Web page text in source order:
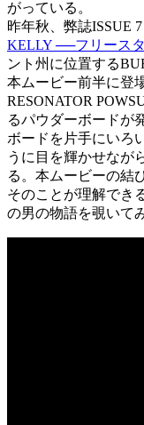
がっている。
昨年秋、弊誌ISSUE 7
KELLY ──フリース
ント州に位置する
本ムービー前半に登
RESONATOR
るパウダーボードが
ボードを片手にいろ
うに目を輝かせなが
る。本ムービーの結
そのことが理解でき
の男の物語を覗いて